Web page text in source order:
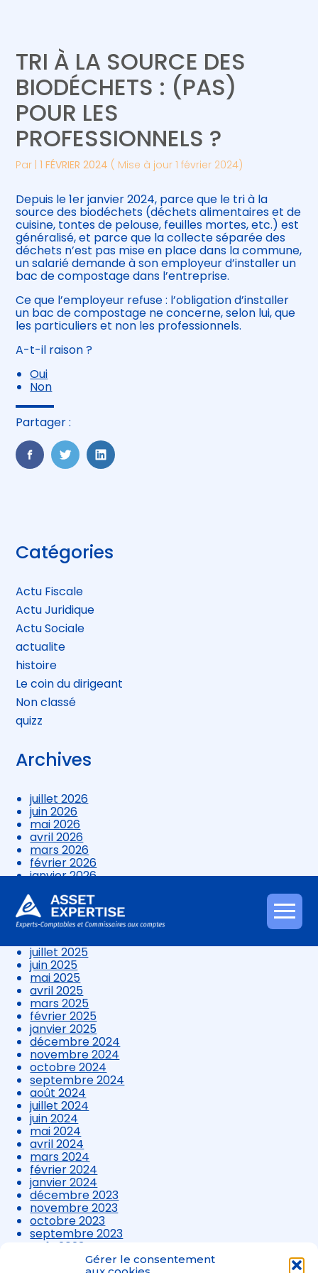
Gérer le consentement
Aller
au
Gérer votre quotidien
Piloter votre entreprise
Développer votre entreprise
Être prêt pour la facturation
électronique
Suivre votre comptabilité
Gérer vos ressources humaines
TRI À LA SOURCE DES
BIODÉCHETS : (PAS)
POUR LES
PROFESSIONNELS ?
Par |1 FÉVRIER 2024 ( Mise à jour 1 février 2024)
Depuis le 1er janvier 2024, parce que le tri à la
source des biodéchets (déchets alimentaires et de
cuisine, tontes de pelouse, feuilles mortes, etc.) est
généralisé, et parce que la collecte séparée des
déchets n’est pas mise en place dans la commune,
un salarié demande à son employeur d’installer un
bac de compostage dans l’entreprise.
Ce que l’employeur refuse : l’obligation d’installer
un bac de compostage ne concerne, selon lui, que
les particuliers et non les professionnels.
A-t-il raison ?
Oui
Non
Partager :
FaceBook
TwitterLinkedIn
Blog
sidebar
Catégories
Actu Fiscale
Actu Juridique
Actu Sociale
actualite
histoire
Le coin du dirigeant
Non classé
quizz
Archives
juillet 2026
juin 2026
mai 2026
avril 2026
mars 2026
février 2026
janvier 2026
novembre 2025
octobre 2025
septembre 2025
juillet 2025
juin 2025
mai 2025
avril 2025
mars 2025
février 2025
janvier 2025
décembre 2024
novembre 2024
octobre 2024
septembre 2024
août 2024
juillet 2024
juin 2024
mai 2024
avril 2024
mars 2024
février 2024
janvier 2024
décembre 2023
novembre 2023
octobre 2023
septembre 2023
août 2023
juillet 2023